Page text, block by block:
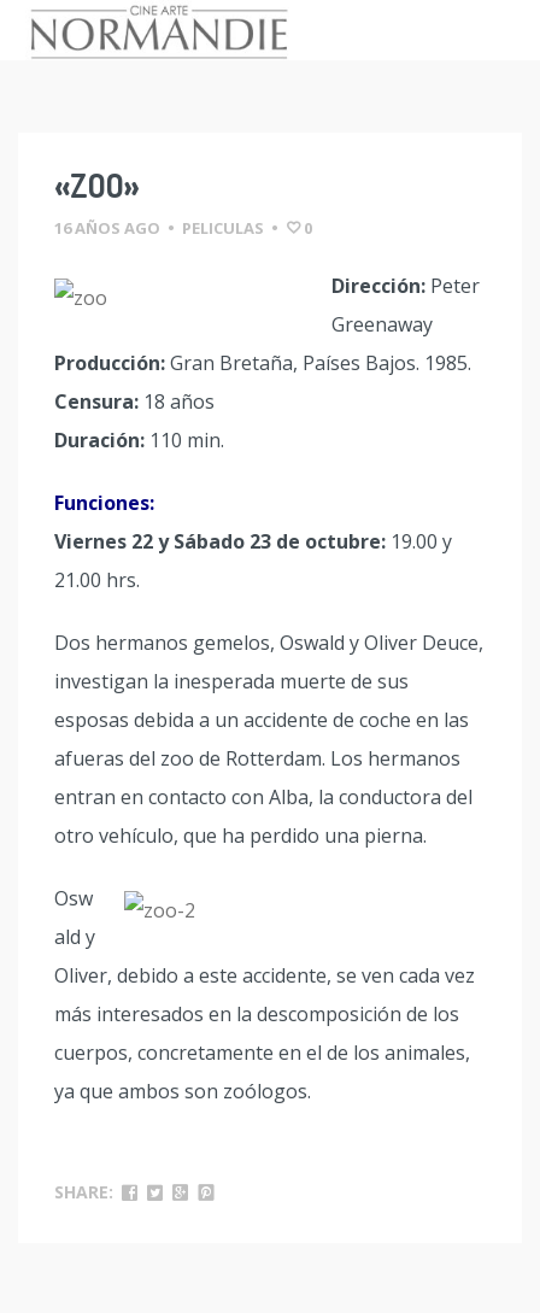
«ZOO»
16 AÑOS AGO • PELICULAS • 0
Dirección: Peter
Greenaway
Producción:Gran Bretaña, Países Bajos. 1985.
Censura: 18 años
Duración: 110 min.
Funciones:
Viernes 22 y Sábado 23 de octubre: 19.00 y
21.00 hrs.
Dos hermanos gemelos, Oswald y Oliver Deuce,
investigan la inesperada muerte de sus
esposas debida a un accidente de coche en las
afueras del zoo de Rotterdam. Los hermanos
entran en contacto con Alba, la conductora del
otro vehículo, que ha perdido una pierna.
Osw
ald y
Oliver, debido a este accidente, se ven cada vez
más interesados en la descomposición de los
cuerpos, concretamente en el de los animales,
ya que ambos son zoólogos.
SHARE: